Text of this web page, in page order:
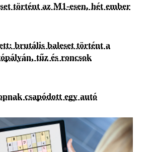
történt az M1-esen, hét ember
brutális baleset történt a
tűz és roncsok
csapódott egy autó